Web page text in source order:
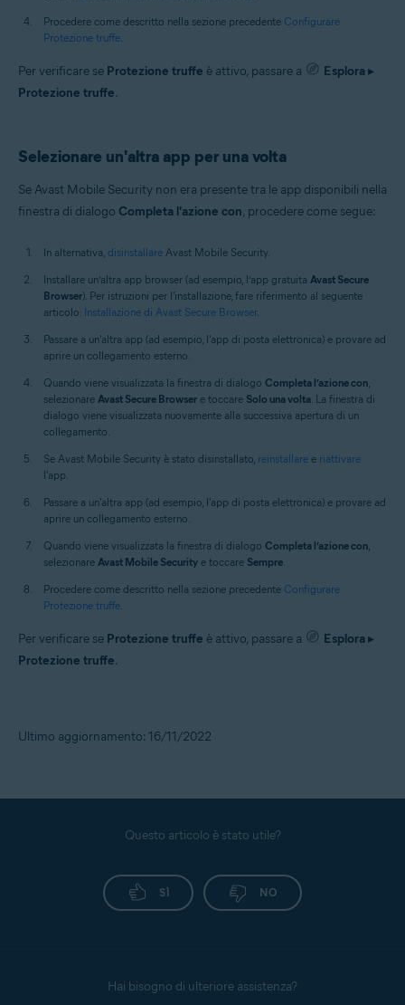
Procedere come descritto nella sezione precedente Configurare
Protezione truffe
Per verificare se Protezione truffe è attivo, passare a Esplora▸
Protezione truffe.
Selezionare un'altra app per una volta
Se Avast Mobile Security non era presente tra le app disponibili nella
finestra di dialogo Completa l'azione con, procedere come segue:
In alternativa, disinstallare Avast Mobile Security.
Installare un’altra app browser (ad esempio, l’app gratuita Avast Secure
Browser). Per istruzioni per l'installazione, fare riferimento al seguente
articolo: Installazione di Avast Secure Browser.
Passare a un'altra app (ad esempio, l'app di posta elettronica) e provare ad
aprire un collegamento esterno.
Quando viene visualizzata la finestra di dialogo Completa l’azione con
selezionare Avast Secure Browser e toccare Solo una volta . La finestra di
dialogo viene visualizzata nuovamente alla successiva apertura di un
collegamento.
Se Avast Mobile Security è stato disinstallato, reinstallare e riattivare
l'app.
Passare a un'altra app (ad esempio, l'app di posta elettronica) e provare ad
aprire un collegamento esterno.
Quando viene visualizzata la finestra di dialogo Completa l’azione con
selezionare Avast Mobile Security e toccare Sempre
Procedere come descritto nella sezione precedente Configurare
Protezione truffe
Per verificare se Protezione truffe è attivo, passare a Esplora▸
Protezione truffe.
Ultimo aggiornamento: 16/11/2022
Questo articolo è stato utile?
SÌ NO
Hai bisogno di ulteriore assistenza?